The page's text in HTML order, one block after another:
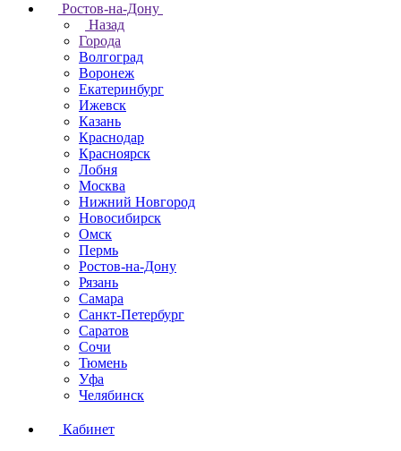
Ростов-на-Дону
Назад
Города
Волгоград
Воронеж
Екатеринбург
Ижевск
Казань
Краснодар
Красноярск
Лобня
Москва
Нижний Новгород
Новосибирск
Омск
Пермь
Ростов-на-Дону
Рязань
Самара
Санкт-Петербург
Саратов
Сочи
Тюмень
Уфа
Челябинск
Кабинет